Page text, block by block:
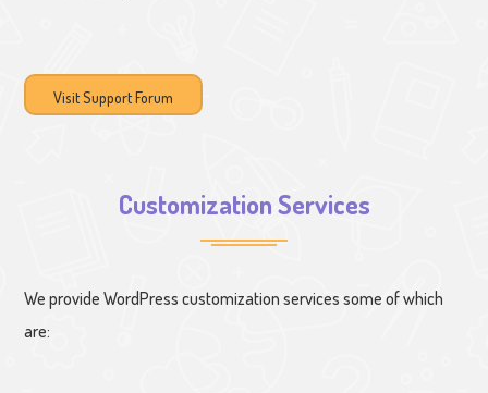
Visit Support Forum
Customization Services
We provide WordPress customization services some of which
are: